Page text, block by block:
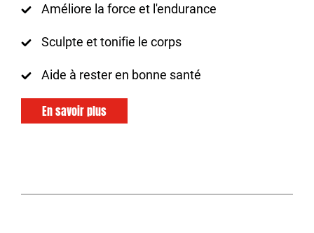
Améliore la force et l'endurance
Sculpte et tonifie le corps
Aide à rester en bonne santé
En savoir plus